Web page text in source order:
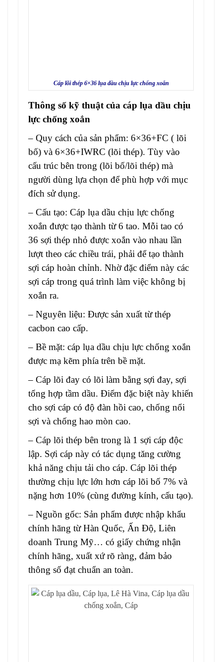
Cáp lõi thép 6×36 lụa dầu chịu lực chống xoắn
Thông số kỹ thuật của cáp lụa dầu chịu
lực chống xoắn
– Quy cách của sản phẩm: 6×36+FC ( lõi
bố) và 6×36+IWRC (lõi thép). Tùy vào
cấu trúc bên trong (lõi bố/lõi thép) mà
người dùng lựa chọn để phù hợp với mục
đích sử dụng.
– Cấu tạo: Cáp lụa dầu chịu lực chống
xoắn được tạo thành từ 6 tao. Mỗi tao có
36 sợi thép nhỏ được xoắn vào nhau lần
lượt theo các chiều trái, phải để tạo thành
sợi cáp hoàn chỉnh. Nhờ đặc điểm này các
sợi cáp trong quá trình làm việc không bị
xoắn ra.
– Nguyên liệu: Được sản xuất từ thép
cacbon cao cấp.
– Bề mặt: cáp lụa dầu chịu lực chống xoắn
được mạ kẽm phía trên bề mặt.
– Cáp lõi đay có lõi làm bằng sợi đay, sợi
tổng hợp tầm dầu. Điểm đặc biệt này khiến
cho sợi cáp có độ đàn hồi cao, chống nổi
sợi và chống hao mòn cao.
– Cáp lõi thép bên trong là 1 sợi cáp độc
lập. Sợi cáp này có tác dụng tăng cường
khả năng chịu tải cho cáp. Cáp lõi thép
thường chịu lực lớn hơn cáp lõi bố 7% và
nặng hơn 10% (cùng đường kính, cấu tạo).
– Nguồn gốc: Sản phẩm được nhập khẩu
chính hãng từ Hàn Quốc, Ấn Độ, Liên
doanh Trung Mỹ… có giấy chứng nhận
chính hãng, xuất xứ rõ ràng, đảm bảo
thông số đạt chuẩn an toàn.